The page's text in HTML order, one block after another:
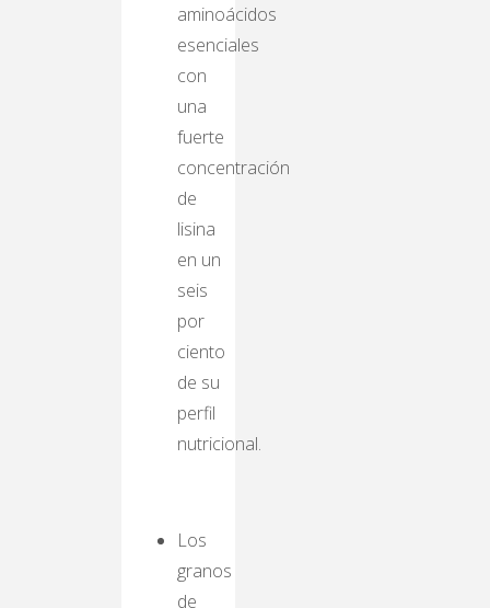
aminoácidos
esenciales
con
una
fuerte
concentración
de
lisina
en un
seis
por
ciento
de su
perfil
nutricional.
Los
granos
de